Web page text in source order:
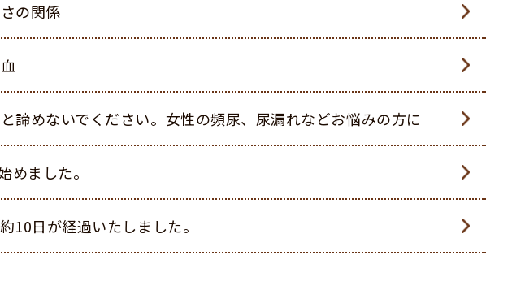
の関係
諦めないでください。女性の頻尿、尿漏れなどお悩みの方に
めました。
10日が経過いたしました。